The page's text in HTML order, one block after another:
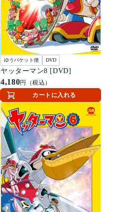
ゆうパケット便 DVD
ヤッターマン8 [DVD]
4,180円（税込）
カートに入れる